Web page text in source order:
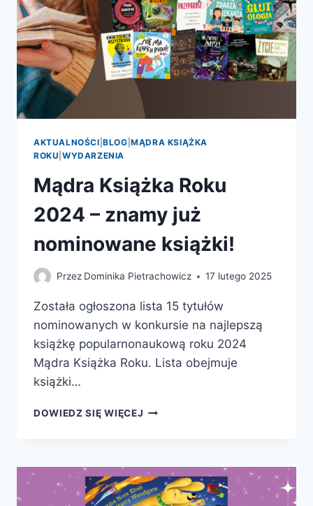
NA
MĄDRĄ
KSIĄŻKĘ
ROKU
2024
AKTUALNOŚCI |BLOG |MĄDRA KSIĄŻKA
ROKU WYDARZENIA
Mądra Książka Roku
2024 – znamy już
nominowane książki!
Przez Dominika Pietrachowicz 17 lutego 2025
Została ogłoszona lista 15 tytułów
nominowanych w konkursie na najlepszą
książkę popularnonaukową roku 2024
Mądra Książka Roku. Lista obejmuje
książki…
DOWIEDZ SIĘ WIĘCEJ MĄDRA
–
ZNAMY
JUŻ